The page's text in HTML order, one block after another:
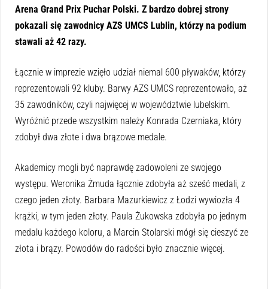
Arena Grand Prix Puchar Polski. Z bardzo dobrej strony
pokazali się zawodnicy AZS UMCS Lublin, którzy na podium
stawali aż 42 razy.
Łącznie w imprezie wzięło udział niemal 600 pływaków, którzy
reprezentowali 92 kluby. Barwy AZS UMCS reprezentowało, aż
35 zawodników, czyli najwięcej w województwie lubelskim.
Wyróżnić przede wszystkim należy Konrada Czerniaka, który
zdobył dwa złote i dwa brązowe medale.
Akademicy mogli być naprawdę zadowoleni ze swojego
występu. Weronika Żmuda łącznie zdobyła aż sześć medali, z
czego jeden złoty. Barbara Mazurkiewicz z Łodzi wywiozła 4
krążki, w tym jeden złoty. Paula Żukowska zdobyła po jednym
medalu każdego koloru, a Marcin Stolarski mógł się cieszyć ze
złota i brązy. Powodów do radości było znacznie więcej.